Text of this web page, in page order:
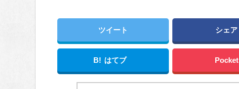
ツイート シェア
B! はてブ Pocket